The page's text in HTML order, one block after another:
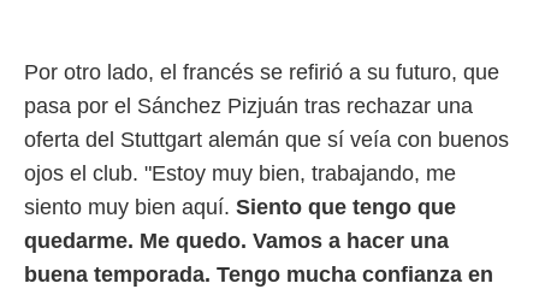
Por otro lado, el francés se refirió a su futuro, que
pasa por el Sánchez Pizjuán tras rechazar una
oferta del Stuttgart alemán que sí veía con buenos
ojos el club. "Estoy muy bien, trabajando, me
siento muy bien aquí. Siento que tengo que
quedarme. Me quedo. Vamos a hacer una
buena temporada. Tengo mucha confianza en